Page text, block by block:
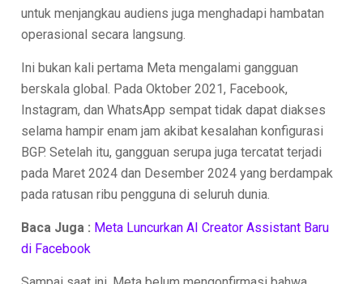
untuk menjangkau audiens juga menghadapi hambatan
operasional secara langsung.
Ini bukan kali pertama Meta mengalami gangguan
berskala global. Pada Oktober 2021, Facebook,
Instagram, dan WhatsApp sempat tidak dapat diakses
selama hampir enam jam akibat kesalahan konfigurasi
BGP. Setelah itu, gangguan serupa juga tercatat terjadi
pada Maret 2024 dan Desember 2024 yang berdampak
pada ratusan ribu pengguna di seluruh dunia.
Baca Juga : Meta Luncurkan AI Creator Assistant Baru
di Facebook